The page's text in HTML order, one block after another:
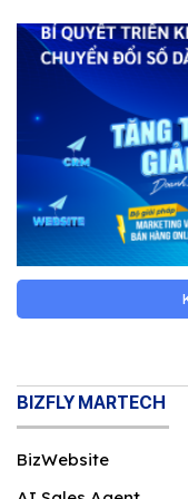
Doanh
theo yêu cầu
giới thiệu,
marketing,
hành. Nếu
trình thật
chỉnh càng
Khi nào doanh
BIZFLY MARTECH
BizWebsite